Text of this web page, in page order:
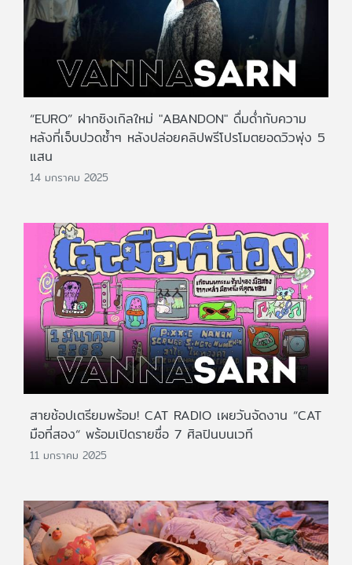
“EURO” ฝากซิงเกิลใหม่ "ABANDON" ดื่มด่ำกับความ
หลังที่เจ็บปวดซ้ำๆ หลังปล่อยคลิปพรีโปรโมตยอดวิวพุ่ง 5
แสน
14 มกราคม 2025
สายช้อปเตรียมพร้อม! CAT RADIO เผยวันจัดงาน “CAT
มือที่สอง“ พร้อมเปิดรายชื่อ 7 ศิลปินบนเวที
11 มกราคม 2025